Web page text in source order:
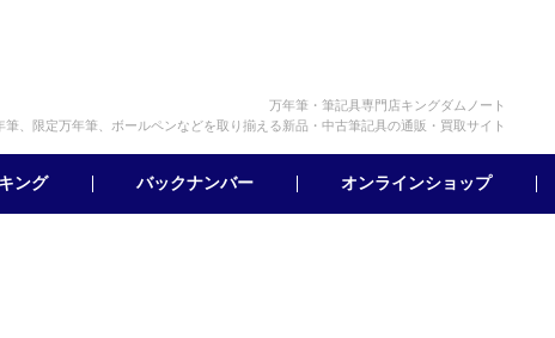
万年筆・筆記具専門店キングダムノート
、限定万年筆、ボールペンなどを取り揃える新品・中古筆記具の通販・買取サイト
ング バックナンバー オンラインショップ